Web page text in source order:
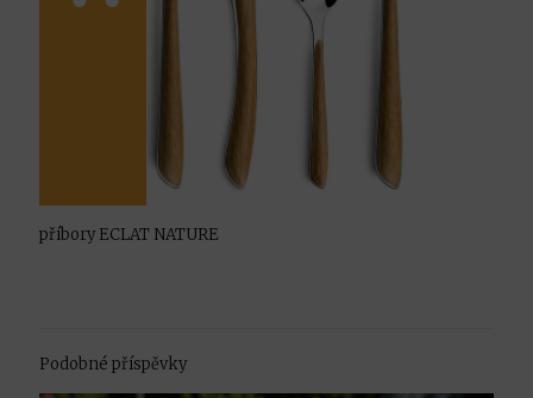
příbory ECLAT NATURE
Podobné příspěvky